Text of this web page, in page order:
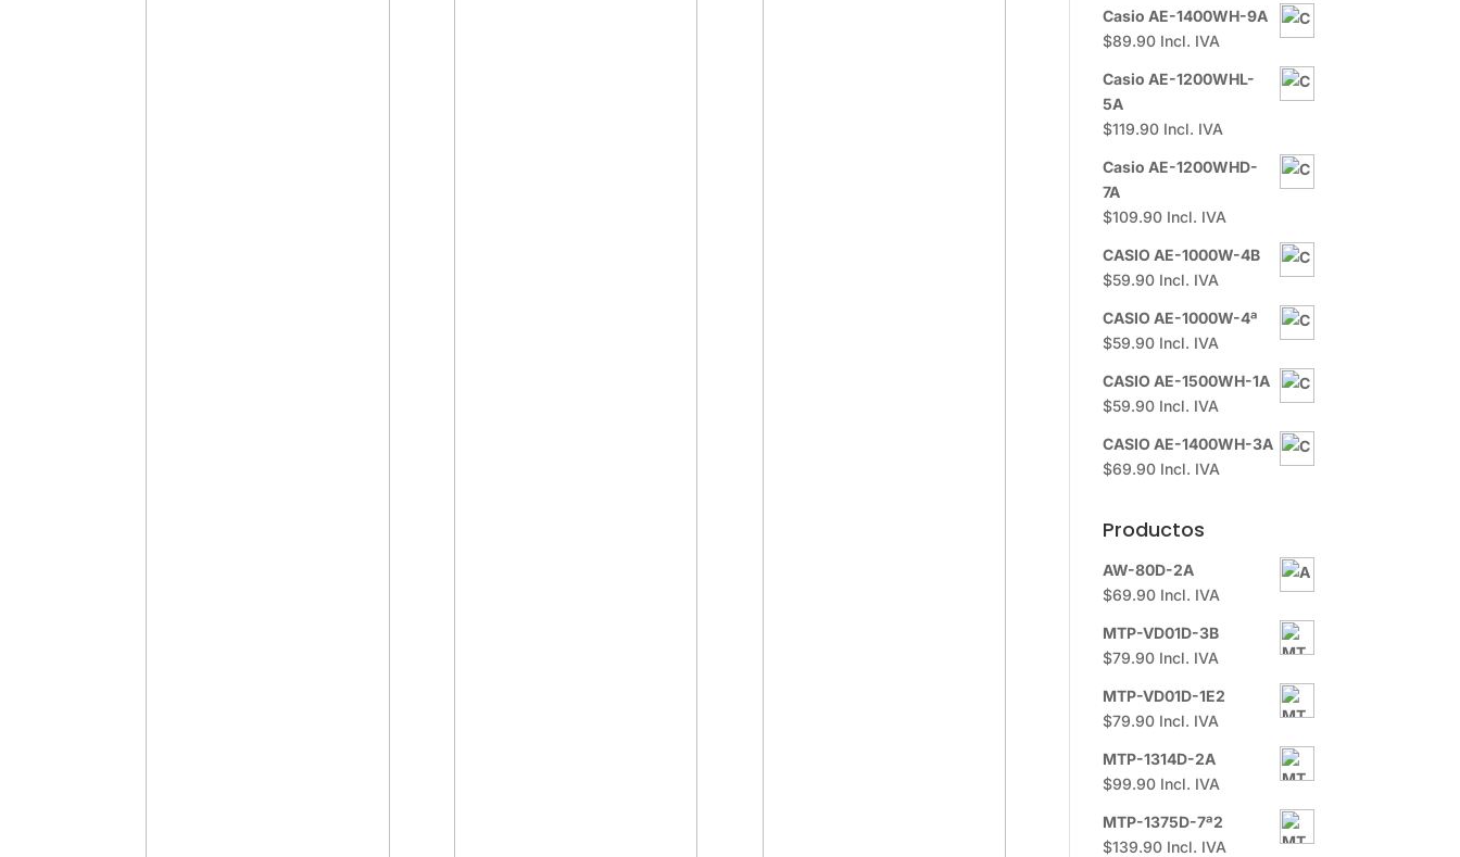
Casio AE-1400WH-9A
$89.90 Incl. IVA
Casio AE-1200WHL-
5A
$119.90 Incl. IVA
Casio AE-1200WHD-
7A
$109.90 Incl. IVA
CASIO AE-1000W-4B
$59.90 Incl. IVA
CASIO AE-1000W-4ª
$59.90 Incl. IVA
CASIO AE-1500WH-1A
$59.90 Incl. IVA
CASIO AE-1400WH-3A
$69.90 Incl. IVA
Productos
AW-80D-2A
$69.90 Incl. IVA
MTP-VD01D-3B
$79.90 Incl. IVA
MTP-VD01D-1E2
$79.90 Incl. IVA
MTP-1314D-2A
$99.90 Incl. IVA
MTP-1375D-7ª2
$139.90 Incl. IVA